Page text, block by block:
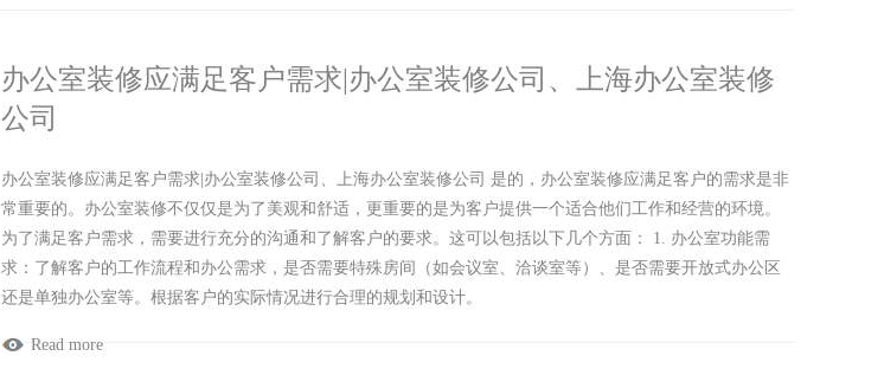
办公室装修应满足客户需求|办公室装修公司、上海办公室装修
公司
办公室装修应满足客户需求|办公室装修公司、上海办公室装修公司 是的，办公室装修应满足客户的需求是非
常重要的。办公室装修不仅仅是为了美观和舒适，更重要的是为客户提供一个适合他们工作和经营的环境。
为了满足客户需求，需要进行充分的沟通和了解客户的要求。这可以包括以下几个方面： 1. 办公室功能需
求：了解客户的工作流程和办公需求，是否需要特殊房间（如会议室、洽谈室等）、是否需要开放式办公区
还是单独办公室等。根据客户的实际情况进行合理的规划和设计。
Read more